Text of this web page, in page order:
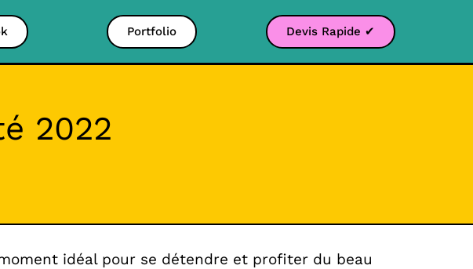
Portfolio Devis Rapide ✔
2022
idéal pour se détendre et profiter du beau